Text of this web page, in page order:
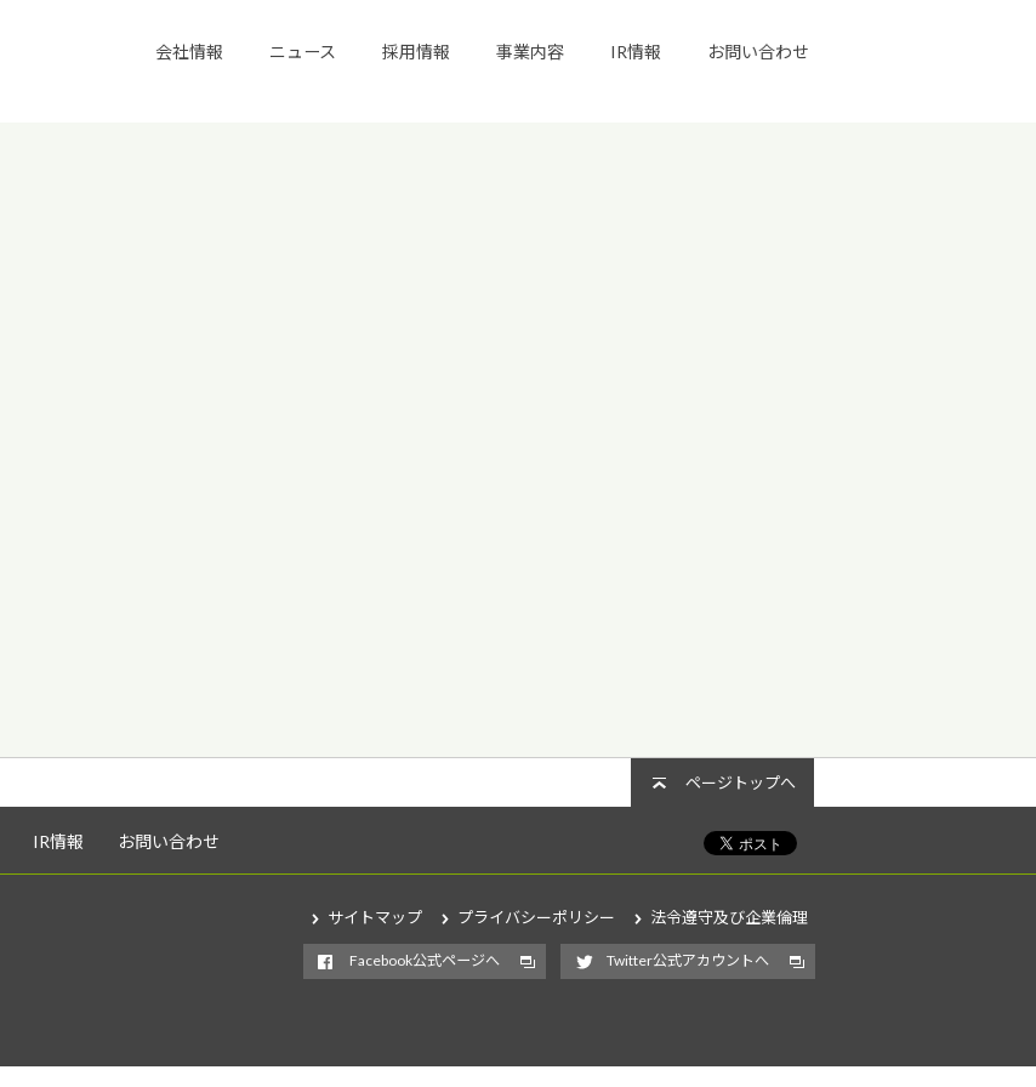
会社情報 ニュース 採用情報 事業内容 IR情報 お問い合わせ
ページトップへ
IR情報 お問い合わせ
サイトマップ プライバシーポリシー 法令遵守及び企業倫理
Facebook公式ページへ Twitter公式アカウントへ